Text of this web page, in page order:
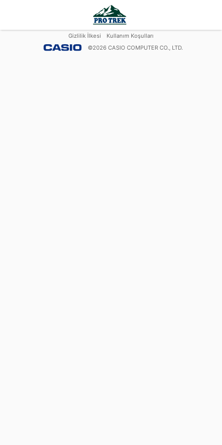
Gizlilik İlkesi
Kullanım Koşulları
©2026 CASIO COMPUTER CO., LTD.